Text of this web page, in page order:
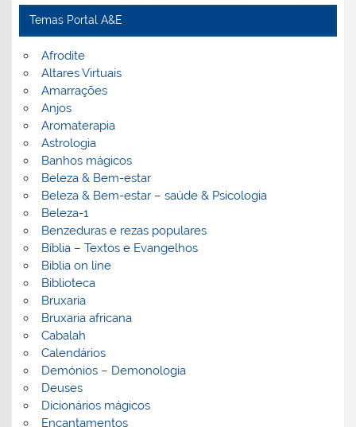
Temas Portal A&E
Afrodite
Altares Virtuais
Amarrações
Anjos
Aromaterapia
Astrologia
Banhos mágicos
Beleza & Bem-estar
Beleza & Bem-estar – saúde & Psicologia
Beleza-1
Benzeduras e rezas populares
Bíblia – Textos e Evangelhos
Biblia on line
Biblioteca
Bruxaria
Bruxaria africana
Cabalah
Calendários
Demónios – Demonologia
Deuses
Dicionários mágicos
Encantamentos